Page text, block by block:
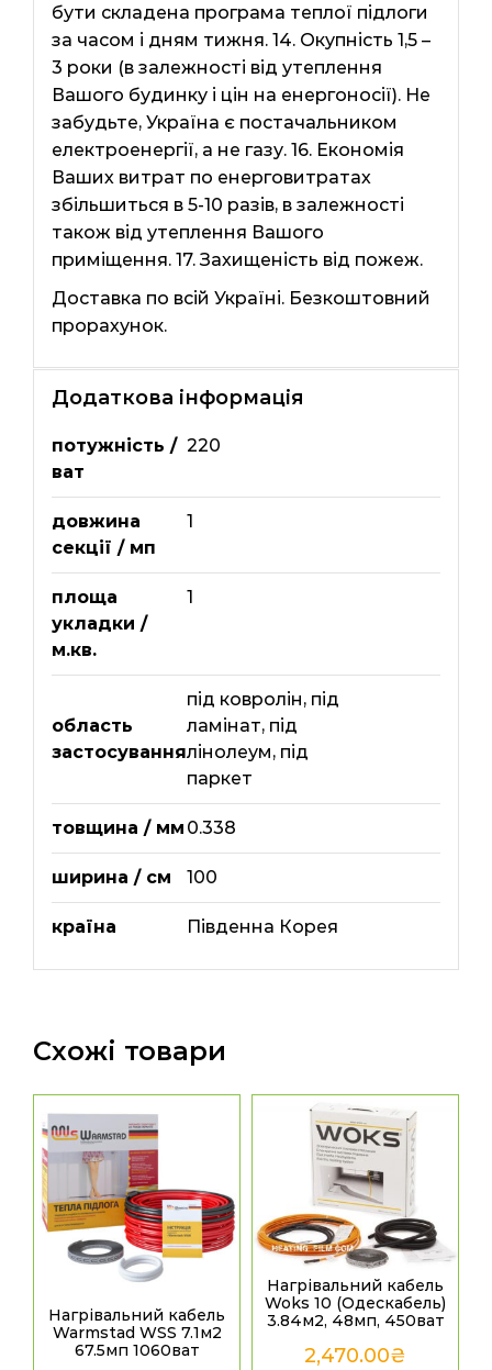
бути складена програма теплої підлоги
за часом і дням тижня. 14. Окупність 1,5 –
3 роки (в залежності від утеплення
Вашого будинку і цін на енергоносії). Не
забудьте, Україна є постачальником
електроенергії, а не газу. 16. Економія
Ваших витрат по енерговитратах
збільшиться в 5-10 разів, в залежності
також від утеплення Вашого
приміщення. 17. Захищеність від пожеж.
Доставка по всій Україні. Безкоштовний
прорахунок.
Додаткова інформація
потужність /
ват
220
довжина
секції / мп
1
площа
укладки /
м.кв.
1
область
застосування
під ковролін, під
ламінат, під
лінолеум, під
паркет
товщина / мм 0.338
ширина / см 100
країна Південна Корея
Схожі товари
Нагрівальний кабель
Warmstad WSS 7.1м2
67.5мп 1060ват
Нагрівальний кабель
Woks 10 (Одескабель)
3.84м2, 48мп, 450ват
2,470.00₴